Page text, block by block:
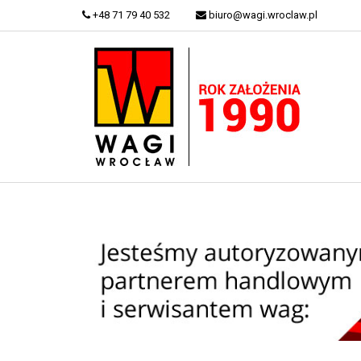
+48 71 79 40 532 biuro@wagi.wroclaw.pl